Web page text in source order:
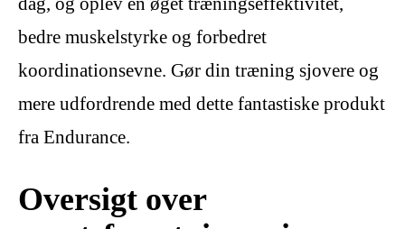
bedre muskelstyrke og forbedret
koordinationsevne. Gør din træning sjovere og
mere udfordrende med dette fantastiske produkt
fra Endurance.
Oversigt over